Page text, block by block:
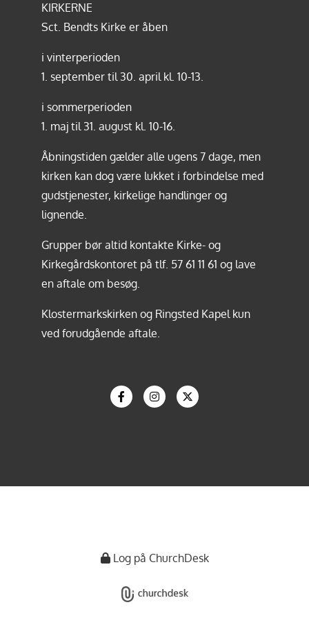
KIRKERNE
Sct. Bendts Kirke er åben
i vinterperioden
1. september til 30. april kl. 10-13.
i sommerperioden
1. maj til 31. august kl. 10-16.
Åbningstiden gælder alle ugens 7 dage, men
kirken kan dog være lukket i forbindelse med
gudstjenester, kirkelige handlinger og
lignende.
Grupper bør altid kontakte Kirke- og
Kirkegårdskontoret på tlf. 57 61 11 61 og lave
en aftale om besøg.
Klostermarkskirken og Ringsted Kapel kun
ved forudgående aftale.
Log på ChurchDesk